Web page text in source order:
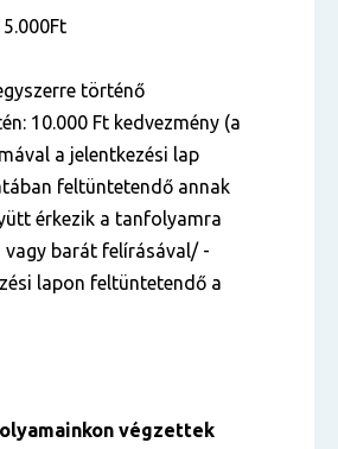
történő
10.000 Ft kedvezmény (a
a jelentkezési lap
feltüntetendő annak
érkezik a tanfolyamra
vagy barát felírásával/ -
lapon feltüntetendő a
végzettek